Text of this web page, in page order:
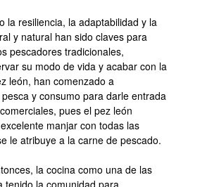
la resiliencia, la adaptabilidad y la
y natural han sido claves para
pescadores tradicionales,
su modo de vida y acabar con la
león, han comenzado a
y consumo para darle entrada
pues el pez león
manjar con todas las
le atribuye a la carne de pescado.
la cocina como una de las
tenido la comunidad para